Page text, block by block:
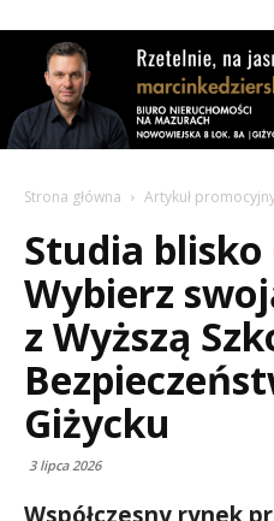
Strona główna Artykuł
Studia blisko
Wybierz
z Wyższą
Giżycku
3 lipca 2026
Współczesny rynek